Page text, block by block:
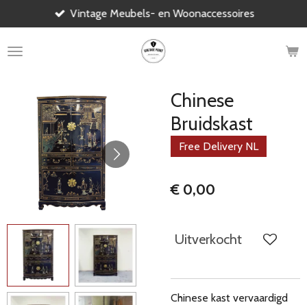
direct
naar
Vintage Meubels- en Woonaccessoires
Chinese
Bruidskast
Free Delivery NL
€ 0,00
Uitverkocht
Chinese kast vervaardigd